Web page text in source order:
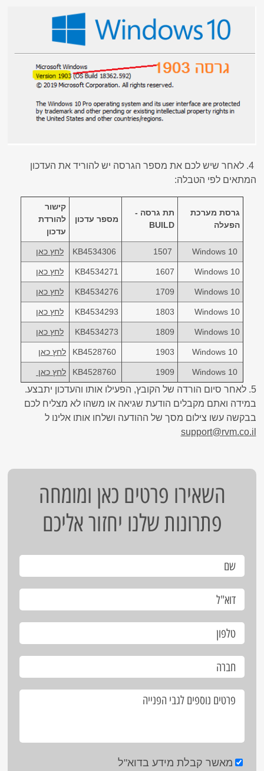
4. לאחר שיש לכם את מספר הגרסה יש להוריד את העדכון
המתאים לפי הטבלה:
גרסת מערכת
הפעלה
תת גרסה -
BUILD
מספר עדכון
קישור
להורדת
עדכון
לחץ כאן
Windows 10
1607
KB4534271 לחץ כאן
Windows 10
1709
KB4534276 לחץ כאן
Windows 10
1803
KB4534293 לחץ כאן
Windows 10
1809
KB4534273 לחץ כאן
1903 לחץ כאן
1909 לחץ כאן
5. לאחר סיום הורדה של הקובץ, הפעילו אותו והעדכון יתבצע.
במידה ואתם מקבלים הודעת שגיאה או משהו לא מצליח לכם
בבקשה עשו צילום מסך של ההודעה ושלחו אותו אלינו ל
support@rvm.co.il
השאירו פרטים כאן ומומחה
פתרונות שלנו יחזור אליכם
מאשר קבלת מידע בדוא"ל